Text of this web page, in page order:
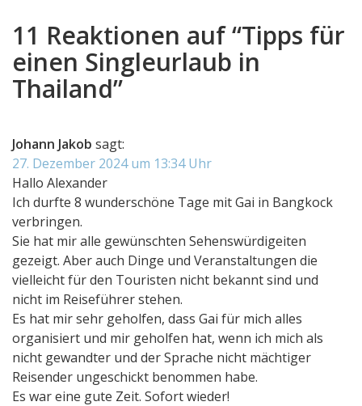
11 Reaktionen auf “Tipps für
einen Singleurlaub in
Thailand”
Johann Jakob sagt:
27. Dezember 2024 um 13:34 Uhr
Hallo Alexander
Ich durfte 8 wunderschöne Tage mit Gai in Bangkock
verbringen.
Sie hat mir alle gewünschten Sehenswürdigeiten
gezeigt. Aber auch Dinge und Veranstaltungen die
vielleicht für den Touristen nicht bekannt sind und
nicht im Reiseführer stehen.
Es hat mir sehr geholfen, dass Gai für mich alles
organisiert und mir geholfen hat, wenn ich mich als
nicht gewandter und der Sprache nicht mächtiger
Reisender ungeschickt benommen habe.
Es war eine gute Zeit. Sofort wieder!